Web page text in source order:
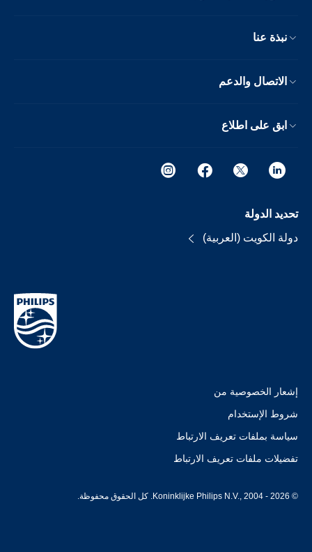
نبذة عنا
الاتصال والدعم
ابق على اطلاع
تحديد الدولة
دولة الكويت (العربية)
إشعار الخصوصية من
شروط الإستخدام
سياسة بملفات تعريف الارتباط
تفضيلات ملفات تعريف الارتباط
© Koninklijke Philips N.V., 2004 - 2026. كل الحقوق محفوظة.